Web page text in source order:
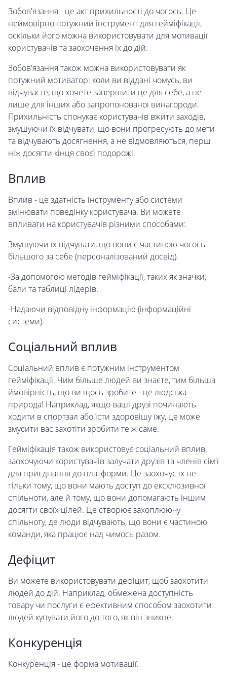
Зобов'язання - це акт прихильності до чогось. Це
неймовірно потужний інструмент для гейміфікації,
оскільки його можна використовувати для мотивації
користувачів та заохочення їх до дій.
Зобов'язання також можна використовувати як
потужний мотиватор: коли ви віддані чомусь, ви
відчуваєте, що хочете завершити це для себе, а не
лише для інших або запропонованої винагороди.
Прихильність спонукає користувачів вжити заходів,
змушуючи їх відчувати, що вони прогресують до мети
та відчувають досягнення, а не відмовляються, перш
ніж досягти кінця своєї подорожі.
Вплив
Вплив - це здатність інструменту або системи
змінювати поведінку користувача. Ви можете
впливати на користувачів різними способами:
Змушуючи їх відчувати, що вони є частиною чогось
більшого за себе (персоналізований досвід).
-За допомогою методів гейміфікації, таких як значки,
бали та таблиці лідерів.
-Надаючи відповідну інформацію (інформаційні
системи).
Соціальний вплив
Соціальний вплив є потужним інструментом
гейміфікації. Чим більше людей ви знаєте, тим більша
ймовірність, що ви щось зробите - це людська
природа! Наприклад, якщо ваші друзі починають
ходити в спортзал або їсти здоровішу їжу, це може
змусити вас захотіти зробити те ж саме.
Гейміфікація також використовує соціальний вплив,
заохочуючи користувачів залучати друзів та членів сім'ї
для приєднання до платформи. Це заохочує їх не
тільки тому, що вони мають доступ до ексклюзивної
спільноти, але й тому, що вони допомагають іншим
досягти своїх цілей. Це створює захоплюючу
спільноту, де люди відчувають, що вони є частиною
команди, яка працює над чимось разом.
Дефіцит
Ви можете використовувати дефіцит, щоб заохотити
людей до дій. Наприклад, обмежена доступність
товару чи послуги є ефективним способом заохотити
людей купувати його до того, як він зникне.
Конкуренція
Конкуренція - це форма мотивації.